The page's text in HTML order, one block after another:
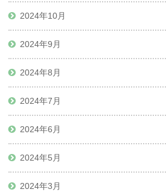
2024年10月
2024年9月
2024年8月
2024年7月
2024年6月
2024年5月
2024年3月